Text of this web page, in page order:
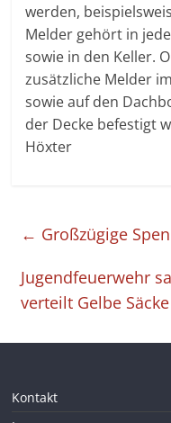
werden,
Melder gehört in
sowie in den Keller.
zusätzliche Melder
sowie auf den
der Decke befestigt
Höxter
← Großzügige
Jugendfeuerwehr
verteilt Gelbe Säcke
Kontakt